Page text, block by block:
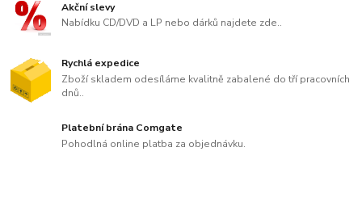
Akční slevy
Nabídku CD/DVD a LP nebo dárků najdete zde..
Rychlá expedice
Zboží skladem odesíláme kvalitně zabalené do tří pracovních
dnů..
Platební brána Comgate
Pohodlná online platba za objednávku.